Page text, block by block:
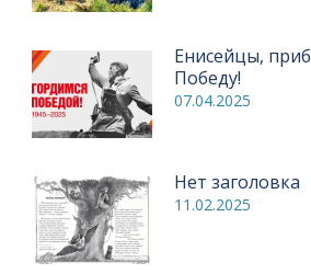
Енисейцы,
Победу!
07.04.2025
Нет заголовка
11.02.2025